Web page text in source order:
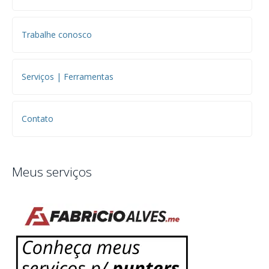
Trabalhe conosco
Serviços | Ferramentas
Contato
Meus serviços